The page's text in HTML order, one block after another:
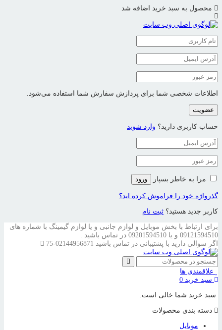
محصول به سبد خرید اضافه شد
اطلاعات شخصی شما برای پردازش سفارش شما استفاده می‌شود.
عضویت
حساب کاربری دارید؟ وارد شوید
مرا به خاطر بسپار ورود
گذرواژه خود را فراموش کرده اید؟
کاربر جدید هستید؟ ثبت نام
برای ارتباط با بخش موبایل و لوازم جانبی و یا لوازم گیمینگ با شماره های
09121594510 و یا 09201594510 در تماس باشید .
اگر سوالی دارید با پشتیبانی در تماس باشید 02144956871-75
علاقمندی ها
سبد خرید 0
سبد خرید شما خالی است.
دسته بندی محصولات
موبایل